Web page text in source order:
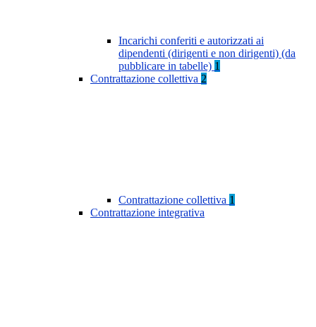
Incarichi conferiti e autorizzati ai
dipendenti (dirigenti e non dirigenti) (da
pubblicare in tabelle) 1
Contrattazione collettiva 2
Contrattazione collettiva 1
Contrattazione integrativa